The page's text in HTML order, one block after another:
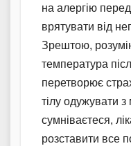
на алергію
врятувати від
Зрештою,
температура
перетворює
тілу одужувати
сумніваєтеся,
розставити все